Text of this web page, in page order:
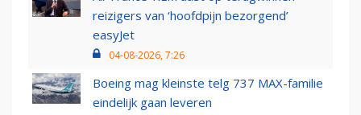
reizigers van ‘hoofdpijn bezorgend’
easyJet
04-08-2026, 7:26
Boeing mag kleinste telg 737 MAX-familie
eindelijk gaan leveren